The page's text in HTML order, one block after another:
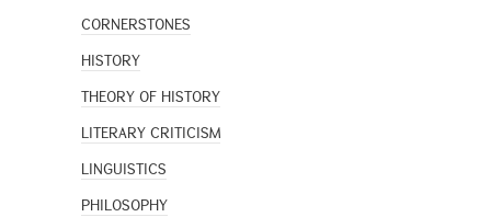
CORNERSTONES
HISTORY
THEORY OF HISTORY
LITERARY CRITICISM
LINGUISTICS
PHILOSOPHY